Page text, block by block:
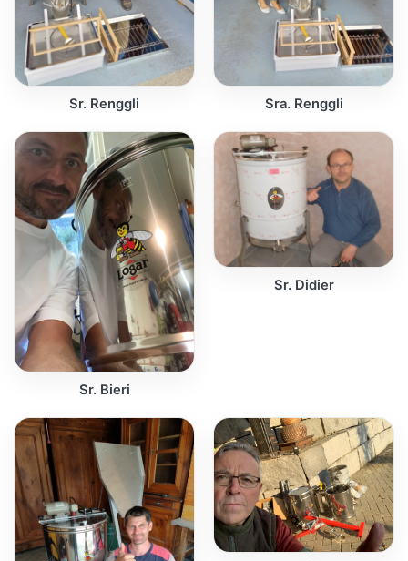
Sr. Renggli Sra. Renggli
Sr. Bieri
Sr. Didier